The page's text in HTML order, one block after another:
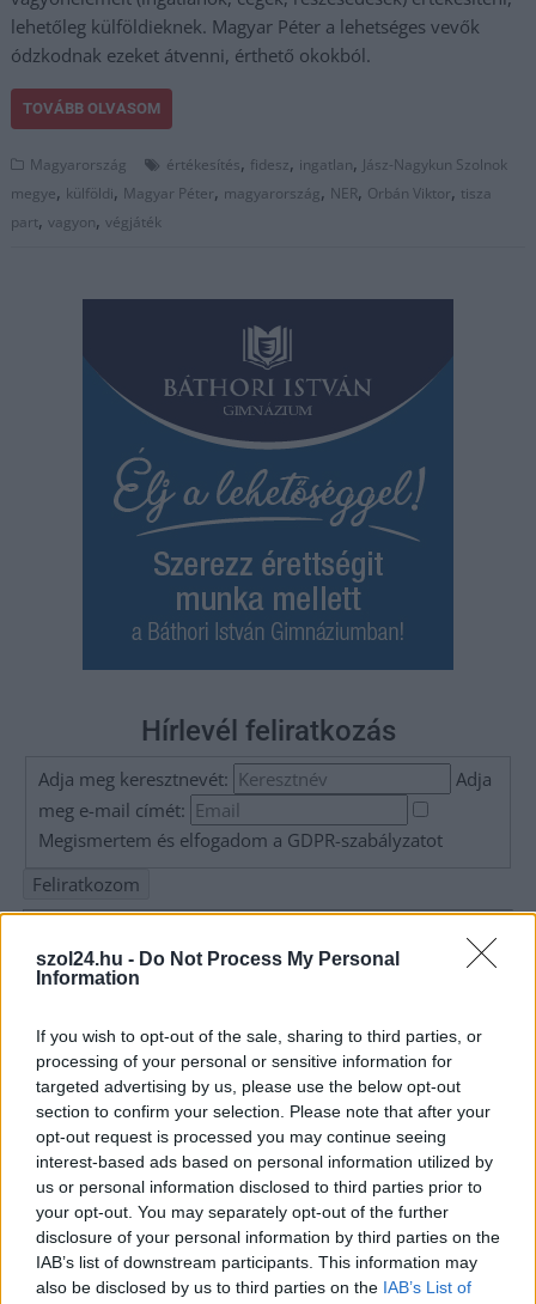
szol24.hu - Do Not Process My Personal
Information
If you wish to opt-out of the sale, sharing to third parties, or
processing of your personal or sensitive information for
targeted advertising by us, please use the below opt-out
section to confirm your selection. Please note that after your
opt-out request is processed you may continue seeing
interest-based ads based on personal information utilized by
us or personal information disclosed to third parties prior to
your opt-out. You may separately opt-out of the further
disclosure of your personal information by third parties on the
IAB’s list of downstream participants. This information may
also be disclosed by us to third parties on the IAB’s List of
lehetőleg külföldieknek. Magyar Péter a lehetséges vevők
ódzkodnak ezeket átvenni, érthető okokból.
TOVÁBB OLVASOM
Magyarország értékesítés, fidesz, ingatlan, Jász-Nagykun Szolnok
megye, külföldi, Magyar Péter, magyarország, NER, Orbán Viktor, tisza
part,vagyon,végjáték
Hírlevél feliratkozás
Adja meg keresztnevét:
Adja
meg e-mail címét:
Megismertem és elfogadom a GDPR-szabályzatot
Nem szeretne lemaradni semmiről? Csak egy kattintás, és hírlevelünk a
legfrissebb információkkal és exkluzív tartalmakkal hétről hétre
A SZOL24 legfrissebb 24 cikke
A Tisza kormány minisztere újabb nagy változásokról döntött
a közoktatásban – például az iskolaigazgatók visszakapják
munkáltatói jogaikat
Sok volt az igazolatlan hiányzás, Pócs János fizetéslevonást
kapott, más fideszesek még kevesebbet vittek haza